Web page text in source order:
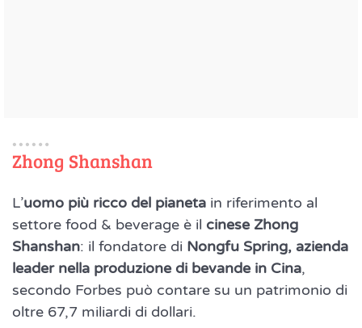
Zhong Shanshan
L’uomo più ricco del pianeta in riferimento al
settore food & beverage è il cinese Zhong
Shanshan: il fondatore di Nongfu Spring, azienda
leader nella produzione di bevande in Cina,
secondo Forbes può contare su un patrimonio di
oltre 67,7 miliardi di dollari.